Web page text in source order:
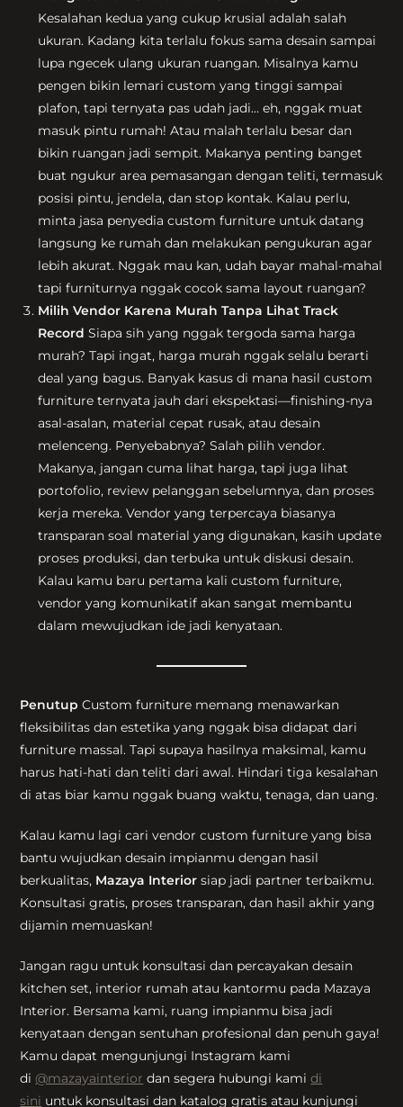
Kesalahan kedua yang cukup krusial adalah salah
ukuran. Kadang kita terlalu fokus sama desain sampai
lupa ngecek ulang ukuran ruangan. Misalnya kamu
pengen bikin lemari custom yang tinggi sampai
plafon, tapi ternyata pas udah jadi… eh, nggak muat
masuk pintu rumah! Atau malah terlalu besar dan
bikin ruangan jadi sempit. Makanya penting banget
buat ngukur area pemasangan dengan teliti, termasuk
posisi pintu, jendela, dan stop kontak. Kalau perlu,
minta jasa penyedia custom furniture untuk datang
langsung ke rumah dan melakukan pengukuran agar
lebih akurat. Nggak mau kan, udah bayar mahal-mahal
tapi furniturnya nggak cocok sama layout ruangan?
Milih Vendor Karena Murah Tanpa Lihat Track
Record Siapa sih yang nggak tergoda sama harga
murah? Tapi ingat, harga murah nggak selalu berarti
deal yang bagus. Banyak kasus di mana hasil custom
furniture ternyata jauh dari ekspektasi—finishing-nya
asal-asalan, material cepat rusak, atau desain
melenceng. Penyebabnya? Salah pilih vendor.
Makanya, jangan cuma lihat harga, tapi juga lihat
portofolio, review pelanggan sebelumnya, dan proses
kerja mereka. Vendor yang terpercaya biasanya
transparan soal material yang digunakan, kasih update
proses produksi, dan terbuka untuk diskusi desain.
Kalau kamu baru pertama kali custom furniture,
vendor yang komunikatif akan sangat membantu
dalam mewujudkan ide jadi kenyataan.
Penutup Custom furniture memang menawarkan
fleksibilitas dan estetika yang nggak bisa didapat dari
furniture massal. Tapi supaya hasilnya maksimal, kamu
harus hati-hati dan teliti dari awal. Hindari tiga kesalahan
di atas biar kamu nggak buang waktu, tenaga, dan uang.
Kalau kamu lagi cari vendor custom furniture yang bisa
bantu wujudkan desain impianmu dengan hasil
berkualitas, Mazaya Interior siap jadi partner terbaikmu.
Konsultasi gratis, proses transparan, dan hasil akhir yang
dijamin memuaskan!
Jangan ragu untuk konsultasi dan percayakan desain
kitchen set, interior rumah atau kantormu pada Mazaya
Interior. Bersama kami, ruang impianmu bisa jadi
kenyataan dengan sentuhan profesional dan penuh gaya!
Kamu dapat mengunjungi Instagram kami
di @mazayainterior dan segera hubungi kamidi
sini untuk konsultasi dan katalog gratis atau kunjungi